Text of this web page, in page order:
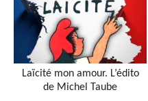
Laïcité mon amour. L’édito
de Michel Taube